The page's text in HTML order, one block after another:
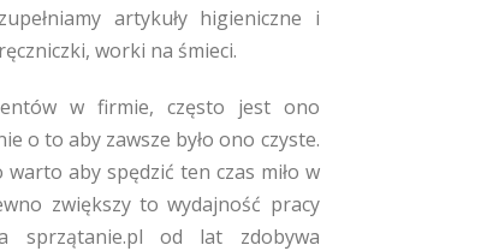
artykuły higieniczne i
worki na śmieci.
w firmie, często jest ono
o to aby zawsze było ono czyste.
aby spędzić ten czas miło w
zwiększy to wydajność pracy
sprzątanie.pl od lat zdobywa